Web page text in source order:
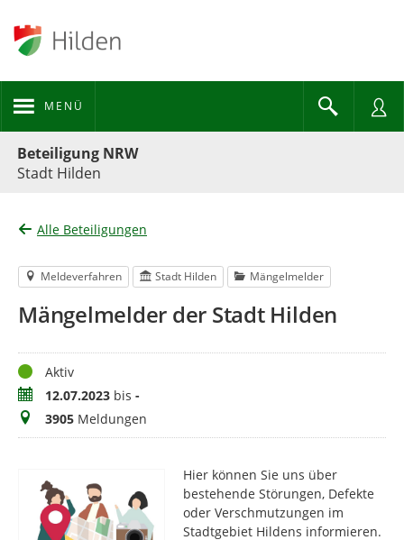
MENÜ
Beteiligung NRW
Stadt Hilden
Alle Beteiligungen
Meldeverfahren Stadt Hilden Mängelmelder
Mängelmelder der Stadt Hilden
StatusAktiv
Zeitraum12.07.2023 bis -
Meldungen
3905 Meldungen
Hier können Sie uns über
bestehende Störungen, Defekte
oder Verschmutzungen im
Stadtgebiet Hildens informieren.